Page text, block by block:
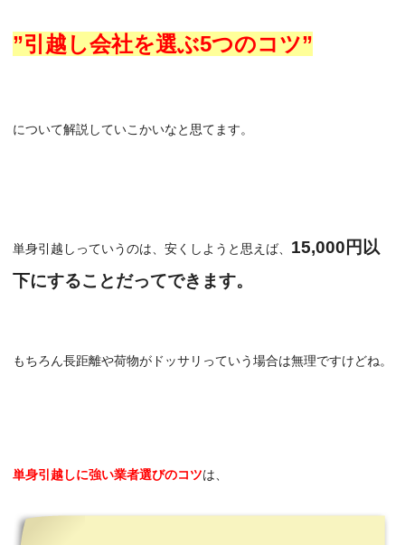
”引越し会社を選ぶ5つのコツ”
について解説していこかいなと思てます。
単身引越しっていうのは、安くしようと思えば、 15,000円以
下にすることだってできます。
もちろん長距離や荷物がドッサリっていう場合は無理ですけどね。
単身引越しに強い業者選びのコツは、